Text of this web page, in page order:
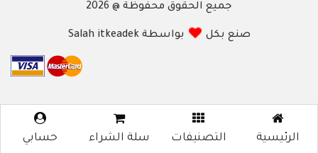
الرئيسية التصنيفات سلة الشراء حسابي
جميع الحقوق محفوظة @ 2026
صنع بكل بواسطة Salah itkeadek